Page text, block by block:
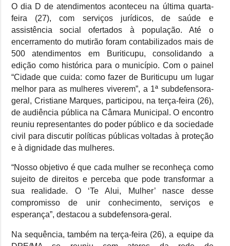
O dia D de atendimentos aconteceu na última quarta-
feira (27), com serviços jurídicos, de saúde e
assistência social ofertados à população. Até o
encerramento do mutirão foram contabilizados mais de
500 atendimentos em Buriticupu, consolidando a
edição como histórica para o município. Com o painel
“Cidade que cuida: como fazer de Buriticupu um lugar
melhor para as mulheres viverem”, a 1ª subdefensora-
geral, Cristiane Marques, participou, na terça-feira (26),
de audiência pública na Câmara Municipal. O encontro
reuniu representantes do poder público e da sociedade
civil para discutir políticas públicas voltadas à proteção
e à dignidade das mulheres.
“Nosso objetivo é que cada mulher se reconheça como
sujeito de direitos e perceba que pode transformar a
sua realidade. O ‘Te Alui, Mulher’ nasce desse
compromisso de unir conhecimento, serviços e
esperança”, destacou a subdefensora-geral.
Na sequência, também na terça-feira (26), a equipe da